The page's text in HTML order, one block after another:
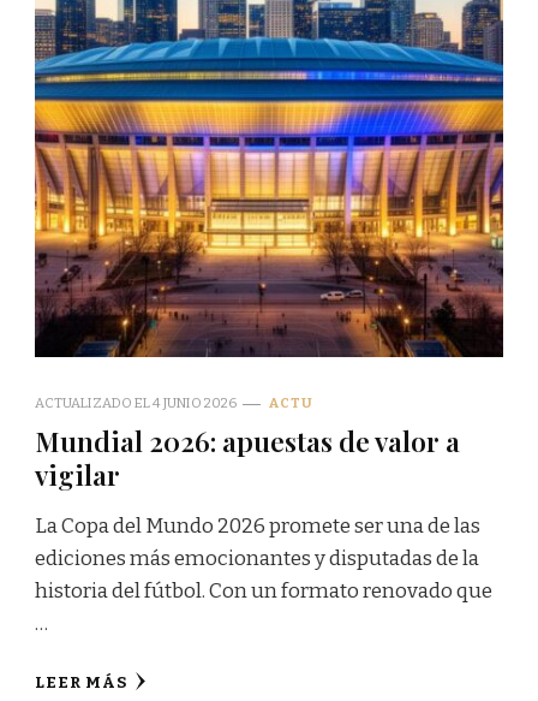
ACTUALIZADO EL4 JUNIO 2026 ACTU
Mundial 2026: apuestas de valor a
vigilar
La Copa del Mundo 2026 promete ser una de las
ediciones más emocionantes y disputadas de la
historia del fútbol. Con un formato renovado que
…
LEER MÁS